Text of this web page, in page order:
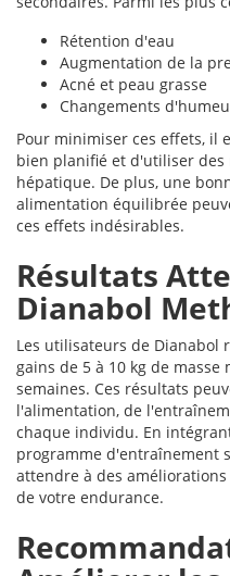
Rétention d'eau
Augmentation de la
Acné et peau grasse
Changements
Pour minimiser ces effets, il
bien planifié et d'utiliser
hépatique. De plus, une
alimentation équilibrée
ces effets indésirables.
Résultats
Dianabol
Les utilisateurs de Dianabol
gains de 5 à 10 kg de
semaines. Ces résultats
l'alimentation, de
chaque individu. En
programme d'entraînement
attendre à des
de votre endurance.